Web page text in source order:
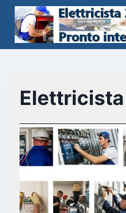
Salta
contenuto